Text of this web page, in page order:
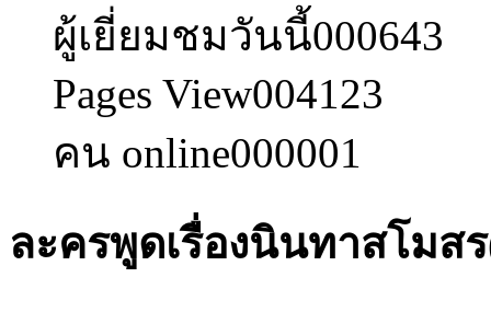
ผู้เยี่ยมชมวันนี้000643
Pages View004123
คน online000001
ละครพูดเรื่องนินทาสโมส